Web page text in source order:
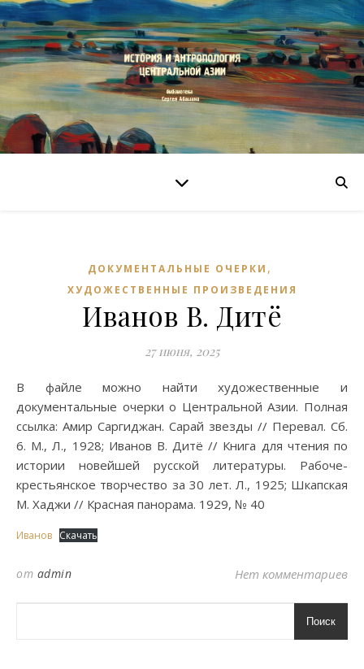
ДОКУМЕНТАЛЬНЫЕ ОЧЕРКИ ,
ХУДОЖЕСТВЕННЫЕ ПРОИЗВЕДЕНИЯ
Иванов В. Дитё
27 июня, 2025
В файле можно найти художественные и
документальные очерки о Центральной Азии. Полная
ссылка: Амир Саргиджан. Сарай звезды // Перевал. Сб.
6. М., Л., 1928; Иванов В. Дитё // Книга для чтения по
истории новейшей русской литературы. Рабоче-
крестьянское творчество за 30 лет. Л., 1925; Шкапская
М. Хаджи // Красная панорама. 1929, № 40
Иванов Скачать
от admin Нет комментариев
Поиск